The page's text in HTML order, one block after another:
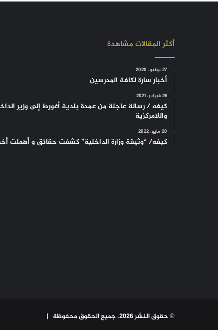
أكثر المقالات مشاهدة
27 يونيو، 2020
أخبار سارة لكافة المدرسين
26 فبراير، 2021
كيفه / رسالة عاجلة من عمدة بلدية أغورط إلى وزير
واللامركزية
20 مايو، 2022
كيفه/ “وثيقة وزارة الداخلية” كشفت حقائق و أهملت
© حقوق النشر 2026، جميع الحقوق محفوظة |